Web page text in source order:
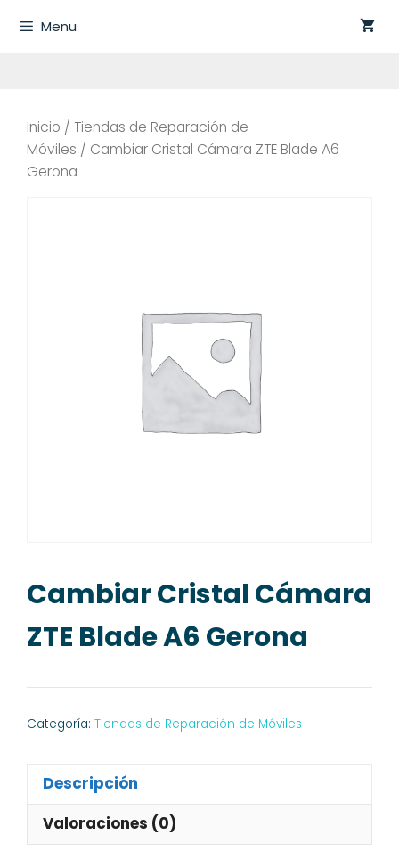
Menu
Inicio / Tiendas de Reparación de
Móviles / Cambiar Cristal Cámara ZTE Blade A6
Gerona
Cambiar Cristal Cámara
ZTE Blade A6 Gerona
Categoría: Tiendas de Reparación de Móviles
Descripción
Valoraciones (0)